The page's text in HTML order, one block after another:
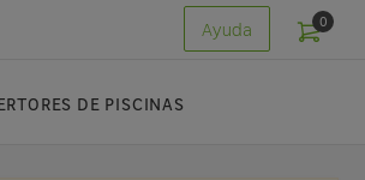
Ayuda 0
DE PISCINAS